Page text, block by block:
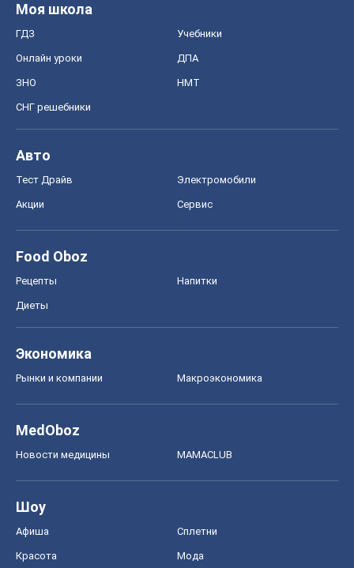
Моя школа
ГДЗ Учебники
Онлайн уроки ДПА
ЗНО НМТ
СНГ решебники
Авто
Тест Драйв Электромобили
Акции Сервис
Food Oboz
Рецепты Напитки
Диеты
Экономика
Рынки и компании Mакроэкономика
MedOboz
Новости медицины MAMACLUB
Шоу
Афиша Сплетни
Красота Мода